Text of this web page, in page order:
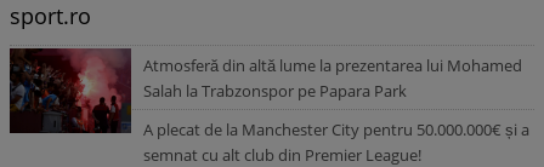
sport.ro
Atmosferă din altă lume la prezentarea lui Mohamed
Salah la Trabzonspor pe Papara Park
A plecat de la Manchester City pentru 50.000.000€ și a
semnat cu alt club din Premier League!